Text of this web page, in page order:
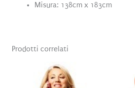
Misura: 138cm x 183cm
Prodotti correlati